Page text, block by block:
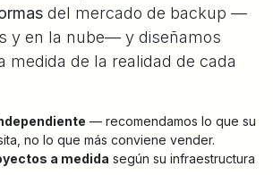
del mercado de backup —
y en la nube— y diseñamos
medida de la realidad de cada
— recomendamos lo que su
no lo que más conviene vender.
a medida según su infraestructura